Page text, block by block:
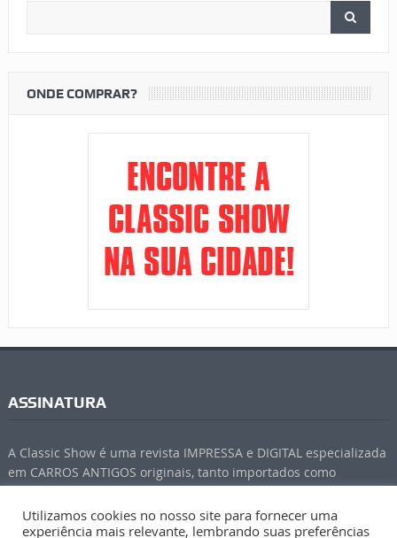
ONDE COMPRAR?
ASSINATURA
A Classic Show é uma revista IMPRESSA e DIGITAL especializada
em CARROS ANTIGOS originais, tanto importados como
nacionais. Venha fazer parte do nosso grupo de assinantes!
ASSINE!
Utilizamos cookies no nosso site para fornecer uma
experiência mais relevante, lembrando suas preferências